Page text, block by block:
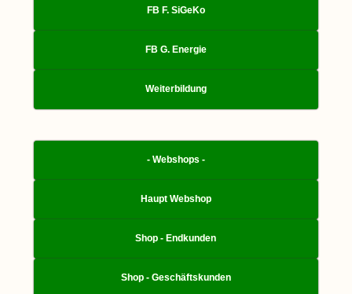
FB F. SiGeKo
FB G. Energie
Weiterbildung
- Webshops -
Haupt Webshop
Shop - Endkunden
Shop - Geschäftskunden